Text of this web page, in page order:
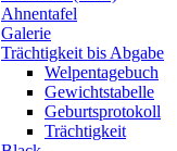
Ahnentafel
Galerie
Trächtigkeit bis Abgabe
Welpentagebuch
Gewichtstabelle
Geburtsprotokoll
Trächtigkeit